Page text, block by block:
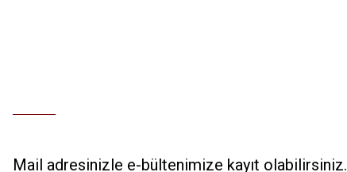
Mail adresinizle e-bültenimize kayıt olabilirsiniz.